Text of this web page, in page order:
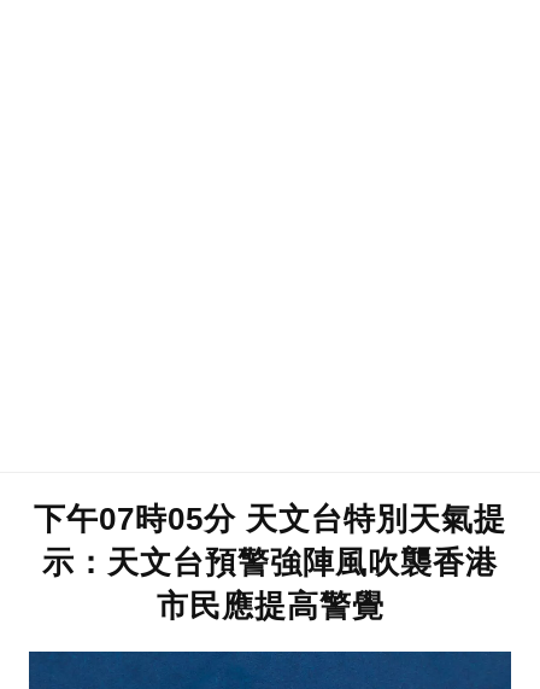
下午07時05分 天文台特別天氣提
示：天文台預警強陣風吹襲香港
市民應提高警覺